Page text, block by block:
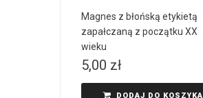
Magnes z błońską etykietą
zapałczaną z początku XX
wieku
5,00 zł
DODAJ DO KOSZYKA